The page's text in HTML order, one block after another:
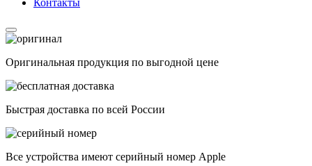
Контакты
Оригинальная продукция по выгодной цене
Быстрая доставка по всей России
Все устройства имеют серийный номер Apple